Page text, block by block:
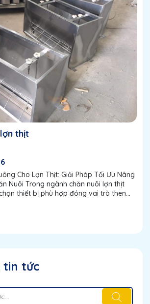
thịt
Cho Lợn Thịt: Giải Pháp Tối Ưu Nâng
nuôi lợn thịt
thiết bị phù hợp đóng vai trò then
tin tức